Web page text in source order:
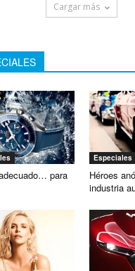
Cargar más
para
Especiales
Héroes
industria